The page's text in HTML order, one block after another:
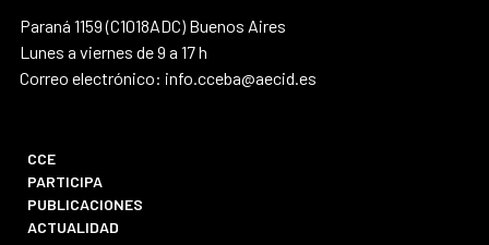
Paraná 1159 (C1018ADC) Buenos Aires
Lunes a viernes de 9 a 17 h
Correo electrónico: info.cceba@aecid.es
CCE
PARTICIPA
PUBLICACIONES
ACTUALIDAD